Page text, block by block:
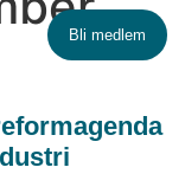
Bli medlem